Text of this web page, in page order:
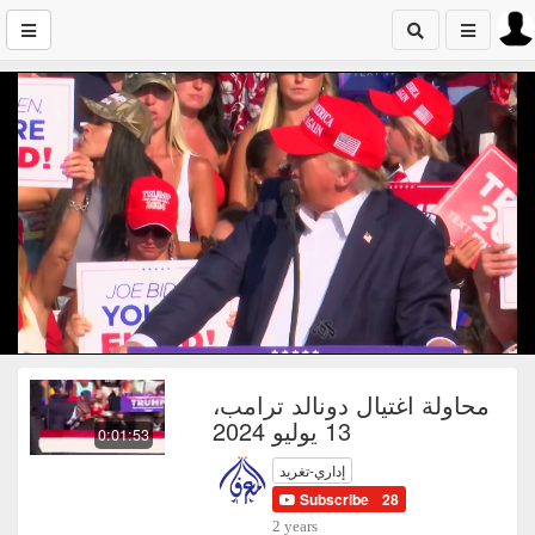
0:01:53
محاولة اغتيال دونالد ترامب،
13 يوليو 2024
إداري-تغريد
Subscribe 28
2 years